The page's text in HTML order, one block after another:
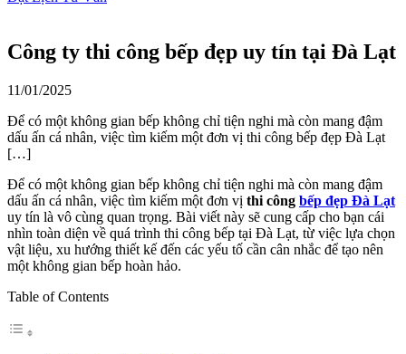
Công ty thi công bếp đẹp uy tín tại Đà Lạt
11/01/2025
Để có một không gian bếp không chỉ tiện nghi mà còn mang đậm
dấu ấn cá nhân, việc tìm kiếm một đơn vị thi công bếp đẹp Đà Lạt
[…]
Để có một không gian bếp không chỉ tiện nghi mà còn mang đậm
dấu ấn cá nhân, việc tìm kiếm một đơn vị thi công bếp đẹp Đà Lạt
uy tín là vô cùng quan trọng. Bài viết này sẽ cung cấp cho bạn cái
nhìn toàn diện về quá trình thi công bếp tại Đà Lạt, từ việc lựa chọn
vật liệu, xu hướng thiết kế đến các yếu tố cần cân nhắc để tạo nên
một không gian bếp hoàn hảo.
Table of Contents